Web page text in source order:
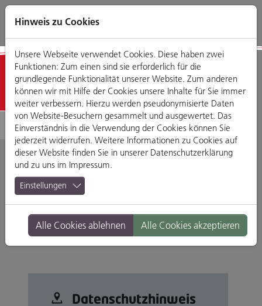
Direkt
zum
Zum
Hauptmenü
Zum
Footermenü
Zur
Website-
Detailansicht
DERTOUR Reisebüro
Gesandtenstraße 8, 93047 Regensburg
Branche: Reisen & Mobilität
Standort: Altstadt
Datenschutz­hinweis
Hinweis zu Cookies
Unsere Webseite verwendet Cookies. Diese haben zwei
Funktionen: Zum einen sind sie erforderlich für die
grundlegende Funktionalität unserer Website. Zum anderen
können wir mit Hilfe der Cookies unsere Inhalte für Sie immer
weiter verbessern. Hierzu werden pseudonymisierte Daten
von Website-Besuchern gesammelt und ausgewertet. Das
Einverständnis in die Verwendung der Cookies können Sie
jederzeit widerrufen. Weitere Informationen zu Cookies auf
dieser Website finden Sie in unserer Datenschutzerklärung
und zu uns im Impressum.
Einstellungen
Alle Cookies ablehnen Alle Cookies akzeptieren